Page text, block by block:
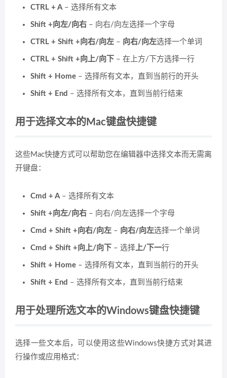
CTRL + A – 选择所有文本
Shift +向左/向右 – 向右/向左选择一个字母
CTRL + Shift +向右/向左 – 向右/向左选择一个单词
CTRL + Shift +向上/向下 – 在上方/下方选择一行
Shift + Home – 选择所有文本，直到当前行的开头
Shift + End – 选择所有文本，直到当前行结束
用于选择文本的Mac键盘快捷键
这些Mac快捷方式可以帮助您在编辑器中选择文本而无需离
开键盘：
Cmd + A – 选择所有文本
Shift +向左/向右 – 向右/向左选择一个字母
Cmd + Shift +向右/向左 – 向右/向左选择一个单词
Cmd + Shift +向上/向下 – 选择 上/下一行
Shift + Home – 选择所有文本，直到当前行的开头
Shift + End – 选择所有文本，直到当前行结束
用于处理所选文本的Windows键盘快捷键
选择一些文本后，可以使用这些Windows快捷方式对其进
行操作或应用格式：